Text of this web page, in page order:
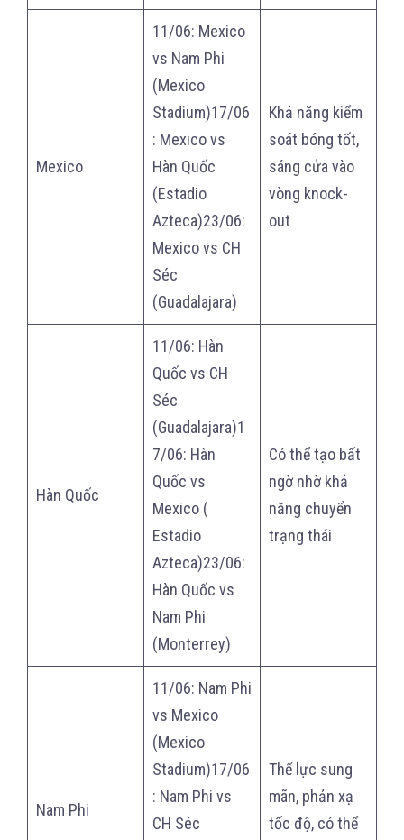
Mexico
11/06: Mexico
vs Nam Phi
(Mexico
Stadium)17/06
: Mexico vs
Hàn Quốc
(Estadio
Azteca)23/06:
Mexico vs CH
Séc
(Guadalajara)
Khả năng kiểm
soát bóng tốt,
sáng cửa vào
vòng knock-
out
Hàn Quốc
11/06: Hàn
Quốc vs CH
Séc
(Guadalajara)1
7/06: Hàn
Quốc vs
Mexico (
Estadio
Azteca)23/06:
Hàn Quốc vs
Nam Phi
(Monterrey)
Có thể tạo bất
ngờ nhờ khả
năng chuyển
trạng thái
Nam Phi
11/06: Nam Phi
vs Mexico
(Mexico
Stadium)17/06
: Nam Phi vs
CH Séc
Thể lực sung
mãn, phản xạ
tốc độ, có thể